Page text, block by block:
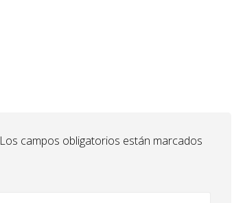
Los campos obligatorios están marcados